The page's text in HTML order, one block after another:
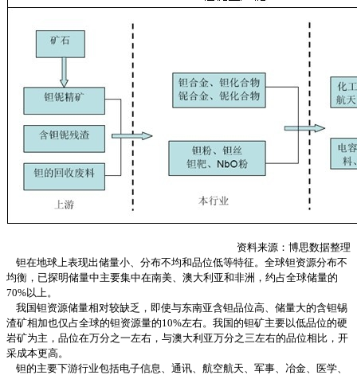
资料来源： 博思数据整理
钽在地球上表现出储量小、分布不均和品位低等特征。全球钽资源分布不
均衡，已探明储量中主要集中在南美、澳大利亚和非洲，约占全球储量的
70%以上。
我国钽资源储量相对较缺乏，即使与东南亚含钽品位高、储量大的含钽锡
渣矿相加也仅占全球的钽资源量的10%左右。我国的钽矿主要以低品位的硬
岩矿为主，品位在万分之一左右，与澳大利亚万分之三左右的品位相比，开
采成本更高。
钽的主要下游行业包括电子信息、通讯、航空航天、军事、冶金、医学、